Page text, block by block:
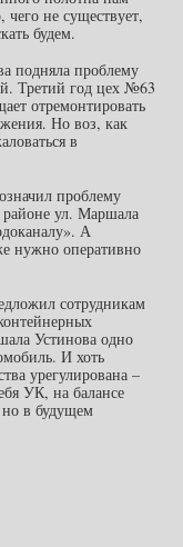
чего не существует,
будем.
подняла проблему
Третий год цех №63
отремонтировать
Но воз, как
в
проблему
ул. Маршала
А
нужно оперативно
сотрудникам
Устинова одно
И хоть
урегулирована –
УК, на балансе
но в будущем